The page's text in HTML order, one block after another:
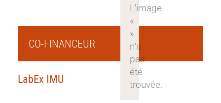
CO-FINANCEUR
LabEx IMU